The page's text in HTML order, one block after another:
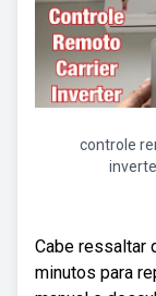
controle
Cabe ressaltar
minutos para